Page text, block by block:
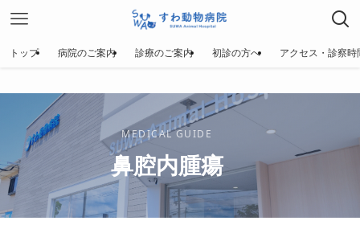
トップ 病院のご案内 診療のご案内 初診の方へ アクセス・診察時
MEDICAL GUIDE
鼻腔内腫瘍